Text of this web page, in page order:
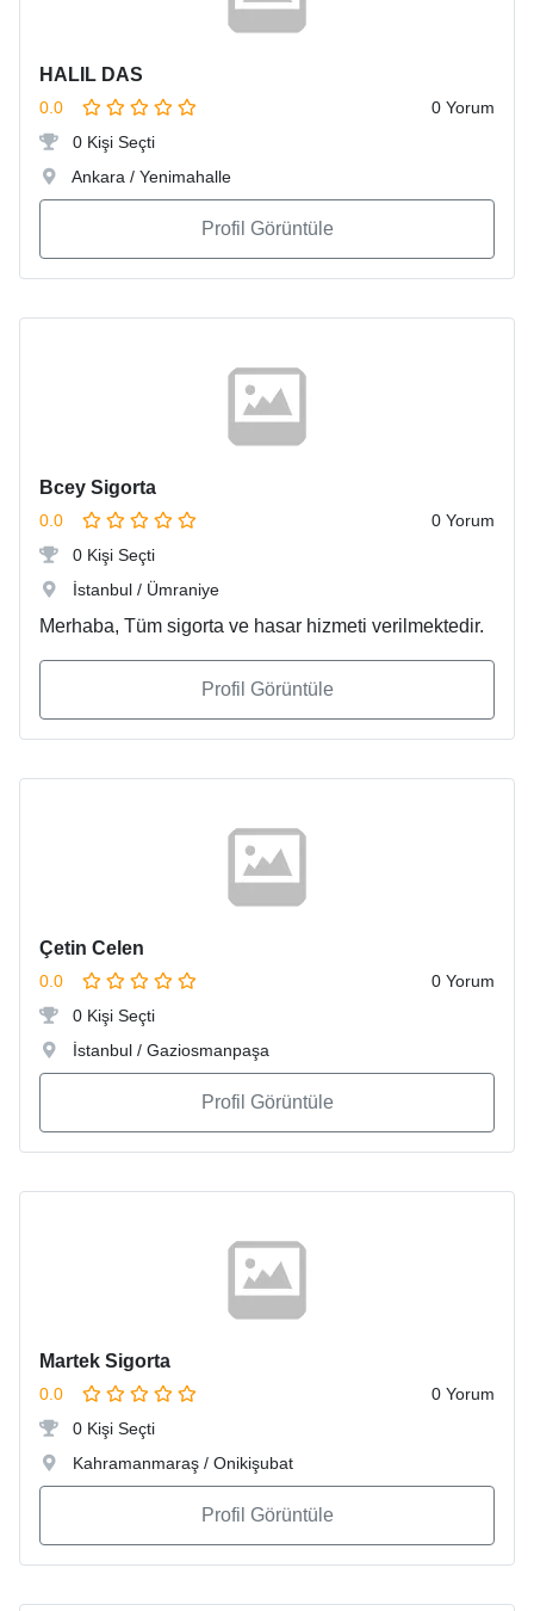
HALIL DAS
0.0
0 Yorum
0 Kişi Seçti
Ankara / Yenimahalle
Profil Görüntüle
Bcey Sigorta
0.0
0 Yorum
0 Kişi Seçti
İstanbul / Ümraniye
Merhaba, Tüm sigorta ve hasar hizmeti verilmektedir.
Profil Görüntüle
Çetin Celen
0.0
0 Yorum
0 Kişi Seçti
İstanbul / Gaziosmanpaşa
Profil Görüntüle
Martek Sigorta
0.0
0 Yorum
0 Kişi Seçti
Kahramanmaraş / Onikişubat
Profil Görüntüle